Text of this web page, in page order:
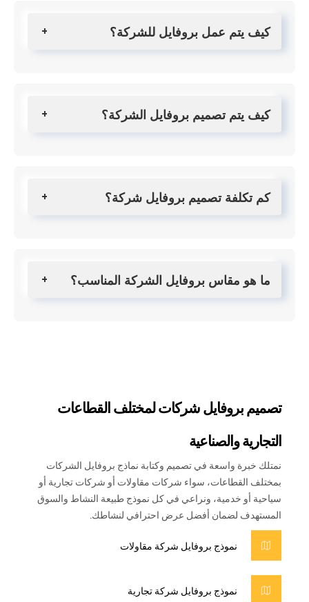
كيف يتم عمل بروفايل للشركة؟
كيف يتم تصميم بروفايل الشركة؟
كم تكلفة تصميم بروفايل شركة؟
ما هو مقاس بروفايل الشركة المناسب؟
تصميم بروفايل شركات لمختلف القطاعات
التجارية والصناعية
نمتلك خبرة واسعة في تصميم وكتابة نماذج بروفايل الشركات
بمختلف القطاعات، سواء شركات مقاولات أو شركات تجارية أو
سياحية أو خدمية، ونراعي في كل نموذج طبيعة النشاط والسوق
المستهدف لضمان أفضل عرض احترافي لنشاطك.
نموذج بروفايل شركة مقاولات
نموذج بروفايل شركة تجارية